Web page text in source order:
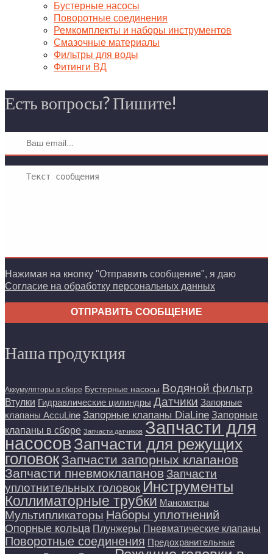
Бустерные насосы
Поворотные соединения
Ремкомплекты и наборы инструментов
Смазочные материалы
Фильтры для воды
Фитинги ВД
Есть вопросы? Пишите!
Нажимая на кнопку "Отправить сообщение", я даю
Согласие на обработку персональных данных
ОТПРАВИТЬ СООБЩЕНИЕ
Наша продукция
Аккумуляторы в сборе Бустерные насосы Водяной фильтр
Втулки Гидравлические цилиндры Датчики Запорные
клапаны AccuLine Запорные клапаны DiaLine Запорные
клапаны в сборе Запчасти датчиков Запчасти для
насосов Запчасти для режущих
головок Запчасти запорных клапанов
Запчасти пневмоклапанов Запчасти
уплотнительных головок Инструменты
Коллиматорные трубки Манометры
Мультипликаторы Наборы уплотнений
Опорные кольца Плунжеры Пневматические клапаны
Поворотные соединения Предохранительные